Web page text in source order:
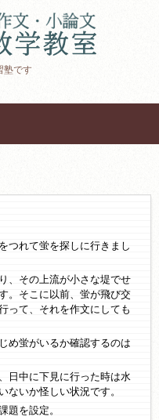
塾です
つれて蛍を探しに行きまし
、その上流が小さな堤でせ
。そこに以前、蛍が飛び交
って、それを作文にしても
め蛍がいるか確認するのは
日中に下見に行った時は水
ないか怪しい状況です。
題を設定。